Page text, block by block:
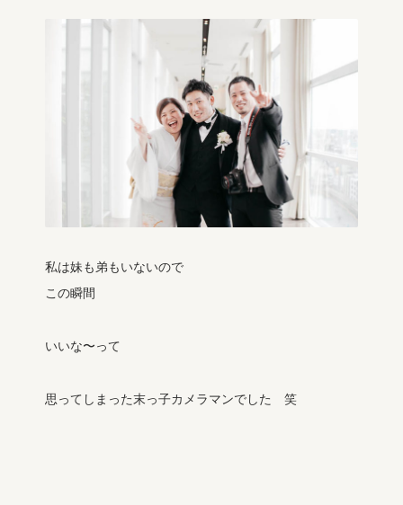
私は妹も弟もいないので
この瞬間
いいな〜って
思ってしまった末っ子カメラマンでした 笑